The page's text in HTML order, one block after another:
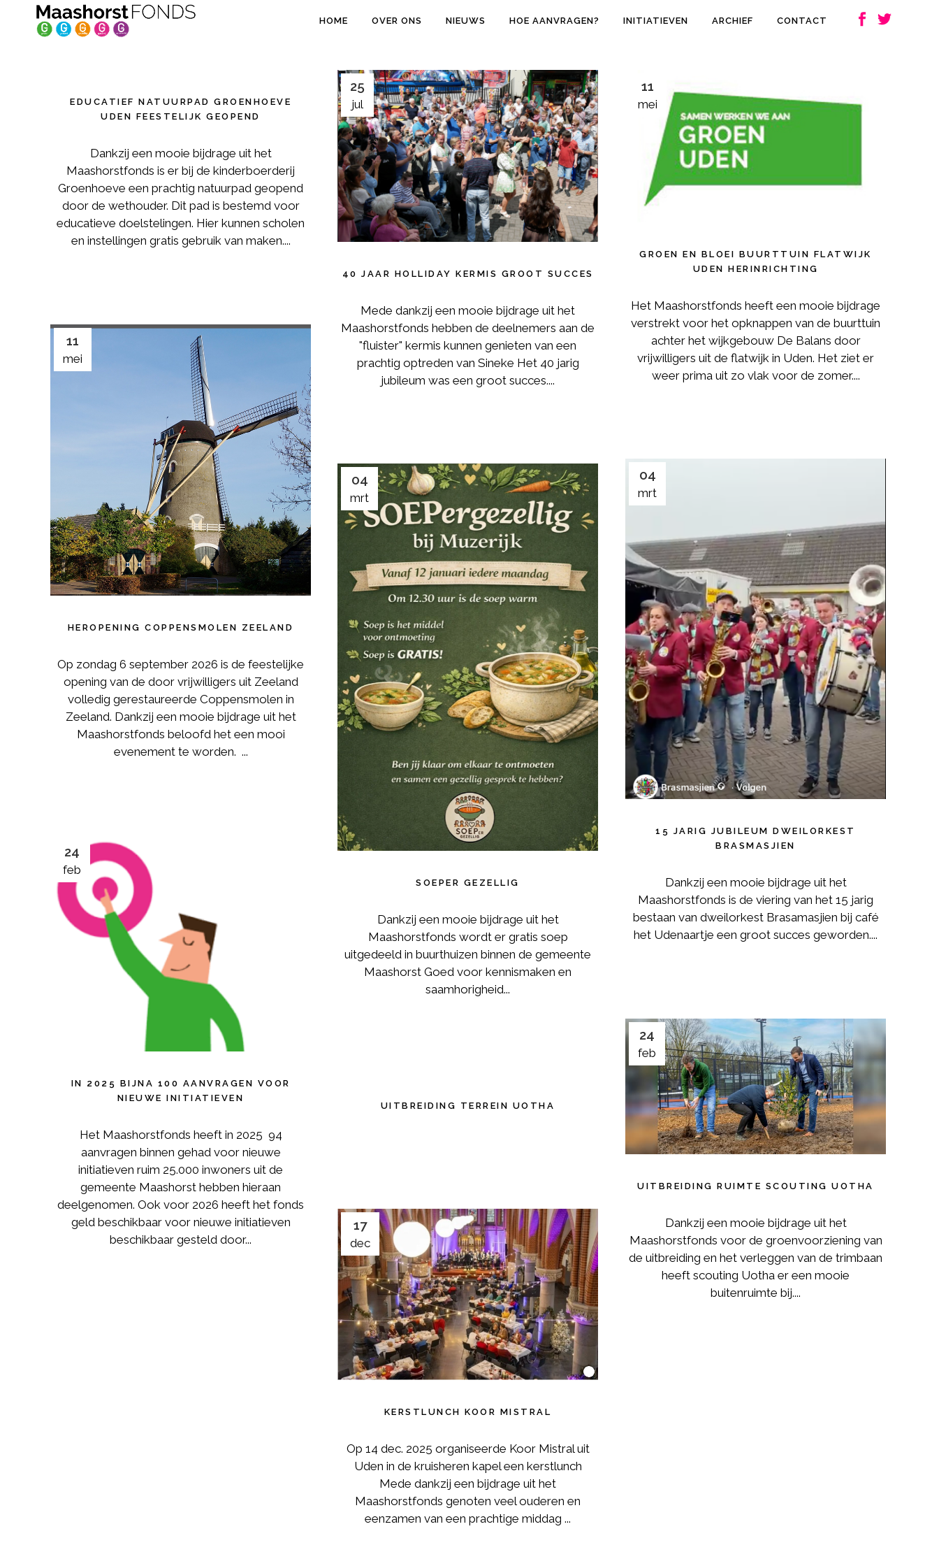
HOME OVER ONS NIEUWS HOE AANVRAGEN? INITIATIEVEN ARCHIEF CONTACT
EDUCATIEF NATUURPAD GROENHOEVE
UDEN FEESTELIJK GEOPEND
Dankzij een mooie bijdrage uit het
Maashorstfonds is er bij de kinderboerderij
Groenhoeve een prachtig natuurpad geopend
door de wethouder. Dit pad is bestemd voor
educatieve doelstelingen. Hier kunnen scholen
en instellingen gratis gebruik van maken....
25
jul
40 JAAR HOLLIDAY KERMIS GROOT SUCCES
Mede dankzij een mooie bijdrage uit het
Maashorstfonds hebben de deelnemers aan de
"fluister" kermis kunnen genieten van een
prachtig optreden van Sineke Het 40 jarig
jubileum was een groot succes....
11
mei
GROEN EN BLOEI BUURTTUIN FLATWIJK
UDEN HERINRICHTING
Het Maashorstfonds heeft een mooie bijdrage
verstrekt voor het opknappen van de buurttuin
achter het wijkgebouw De Balans door
vrijwilligers uit de flatwijk in Uden. Het ziet er
weer prima uit zo vlak voor de zomer....
11
mei
HEROPENING COPPENSMOLEN ZEELAND
Op zondag 6 september 2026 is de feestelijke
opening van de door vrijwilligers uit Zeeland
volledig gerestaureerde Coppensmolen in
Zeeland. Dankzij een mooie bijdrage uit het
Maashorstfonds beloofd het een mooi
evenement te worden. ...
04
mrt
15 JARIG JUBILEUM DWEILORKEST
BRASMASJIEN
Dankzij een mooie bijdrage uit het
Maashorstfonds is de viering van het 15 jarig
bestaan van dweilorkest Brasamasjien bij café
het Udenaartje een groot succes geworden....
04
mrt
SOEPER GEZELLIG
Dankzij een mooie bijdrage uit het
Maashorstfonds wordt er gratis soep
uitgedeeld in buurthuizen binnen de gemeente
Maashorst Goed voor kennismaken en
saamhorigheid...
24
feb
IN 2025 BIJNA 100 AANVRAGEN VOOR
NIEUWE INITIATIEVEN
Het Maashorstfonds heeft in 2025 94
aanvragen binnen gehad voor nieuwe
initiatieven ruim 25.000 inwoners uit de
gemeente Maashorst hebben hieraan
deelgenomen. Ook voor 2026 heeft het fonds
geld beschikbaar voor nieuwe initiatieven
beschikbaar gesteld door...
24
feb
UITBREIDING RUIMTE SCOUTING UOTHA
Dankzij een mooie bijdrage uit het
Maashorstfonds voor de groenvoorziening van
de uitbreiding en het verleggen van de trimbaan
heeft scouting Uotha er een mooie
buitenruimte bij....
UITBREIDING TERREIN UOTHA
17
dec
KERSTLUNCH KOOR MISTRAL
Op 14 dec. 2025 organiseerde Koor Mistral uit
Uden in de kruisheren kapel een kerstlunch
Mede dankzij een bijdrage uit het
Maashorstfonds genoten veel ouderen en
eenzamen van een prachtige middag ...